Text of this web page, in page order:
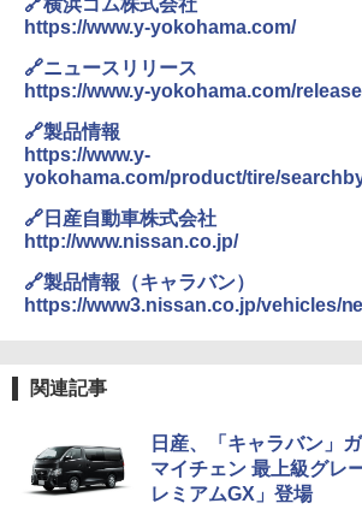
https://www.y-yokohama.com/
🔗ニュースリリース
https://www.y-yokohama.com/
🔗製品情報
https://www.y-
yokohama.com/product/tire/
🔗日産自動車株式会社
http://www.nissan.co.jp/
🔗製品情報（キャラバン）
https://www3.nissan.co.jp/vehicles/
関連記事
日産、「キャラバン」
マイチェン 最上級グレ
レミアムGX」登場